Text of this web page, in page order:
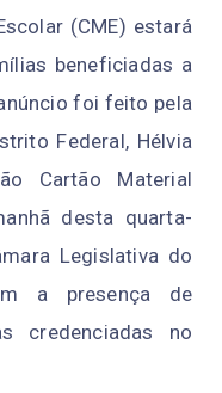
(CME) estará
beneficiadas a
foi feito pela
Federal, Hélvia
Cartão Material
desta quarta-
Legislativa do
a presença de
credenciadas no